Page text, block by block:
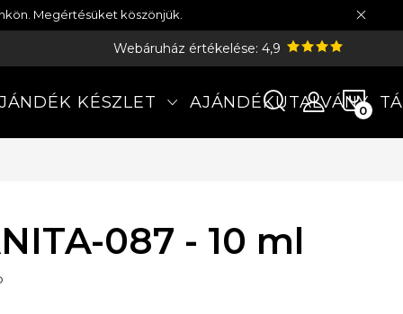
Megértésüket köszönjük.
Webáruház értékelése: 4,9
KÉSZLET AJÁNDÉKUTALVÁNY
087 - 10 ml